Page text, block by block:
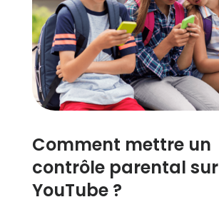
Comment mettre un
contrôle parental sur
YouTube ?